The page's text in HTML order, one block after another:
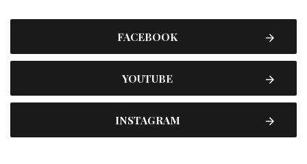
FACEBOOK
YOUTUBE
INSTAGRAM